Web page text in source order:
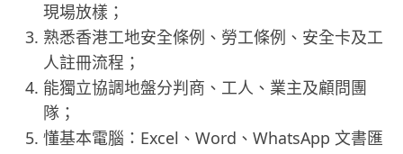
現場放樣；
熟悉香港工地安全條例、勞工條例、安全卡及工
人註冊流程；
能獨立協調地盤分判商、工人、業主及顧問團
隊；
懂基本電腦：Excel、Word、WhatsApp 文書匯